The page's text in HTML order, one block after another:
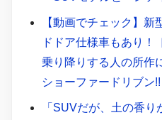
【動画でチェック】新
ドドア仕様車もあり！
乗り降りする人の所作
ショーファードリブン!!
「SUVだが、土の香り